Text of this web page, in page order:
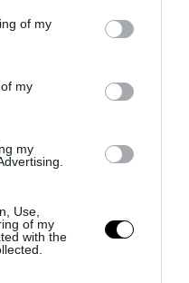
You may click to
its third-party tags to
in below Google
of my
my
my
Use,
of my
with the
συνάντησή του
με φιμέ